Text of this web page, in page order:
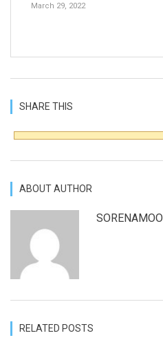
March 29, 2022
SHARE THIS
ABOUT AUTHOR
SORENAMOO
RELATED POSTS